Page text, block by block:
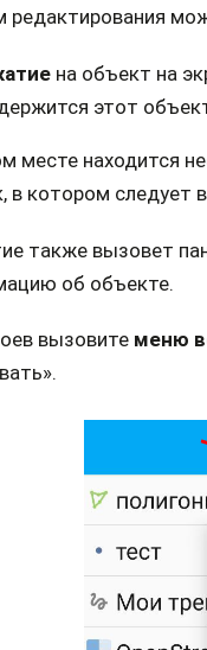
редактирования
на объект на
этот
месте находится
в котором следует
также вызовет
об объекте.
вызовите меню